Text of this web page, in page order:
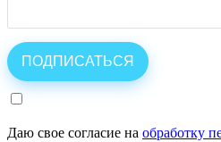
Даю свое согласие на обработку